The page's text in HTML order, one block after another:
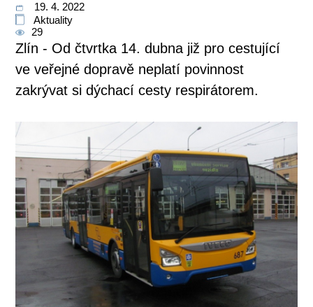
19. 4. 2022
Aktuality
29
Zlín - Od čtvrtka 14. dubna již pro cestující
ve veřejné dopravě neplatí povinnost
zakrývat si dýchací cesty respirátorem.